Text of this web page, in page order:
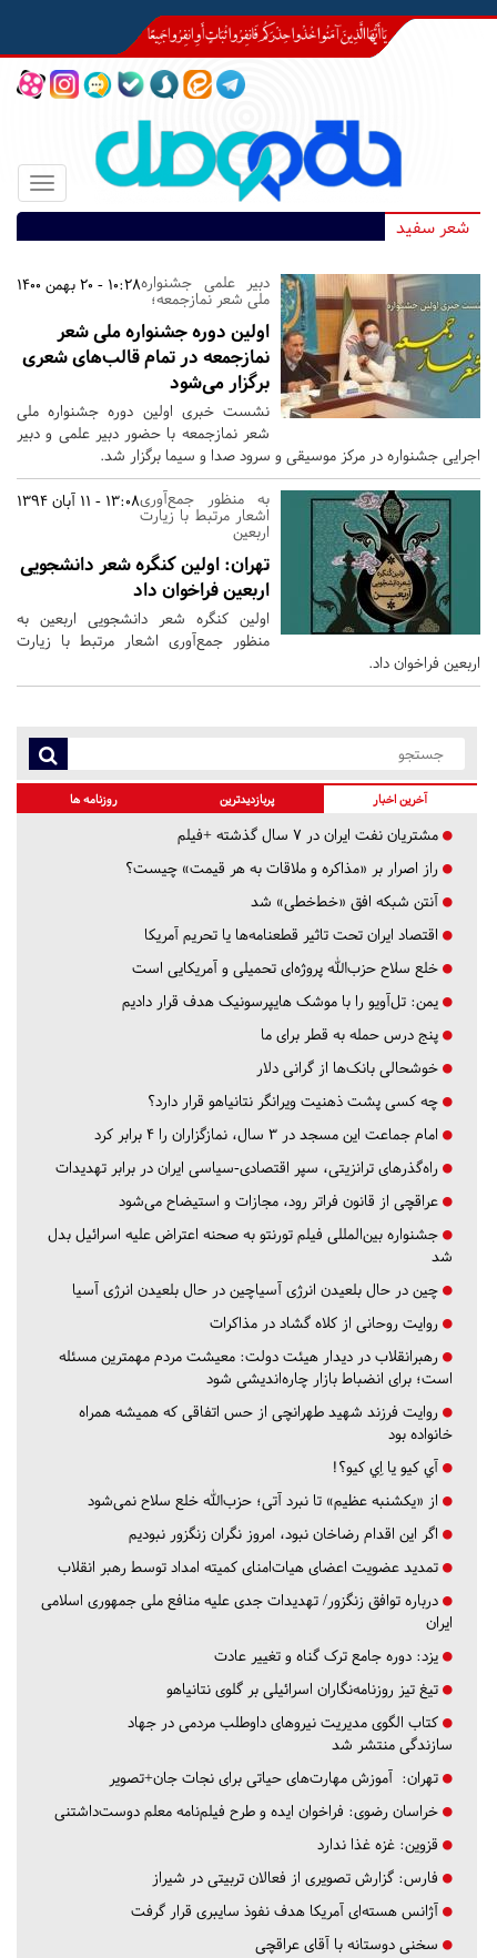
Toggle
شعر سفید
10:28 - 20 بهمن 1400دبیر علمی جشنواره
ملی شعر نمازجمعه؛
اولین دوره جشنواره ملی شعر
نمازجمعه در تمام قالب‌های شعری
برگزار می‌شود
نشست خبری اولین دوره جشنواره ملی
شعر نمازجمعه با حضور دبیر علمی و دبیر
اجرایی جشنواره در مرکز موسیقی و سرود صدا و سیما برگزار شد.
13:08 - 11 آبان 1394به منظور جمع‌آوری
اشعار مرتبط با زیارت
اربعین
تهران: اولین کنگره شعر دانشجویی
اربعین فراخوان داد
اولین کنگره شعر دانشجویی اربعین به
منظور جمع‌آوری اشعار مرتبط با زیارت
اربعین فراخوان داد.
آخرین اخبار پربازدیدترین روزنامه ها
مشتریان نفت ایران در ۷ سال گذشته +فیلم
راز اصرار بر «مذاکره و ملاقات به هر قیمت» چیست؟
آنتن شبکه افق «خط‌خطی» شد
اقتصاد ایران تحت تاثیر قطعنامه‌ها یا تحریم‌ آمریکا
خلع سلاح حزب‌الله پروژه‌ای تحمیلی و آمریکایی است
یمن: تل‌آویو را با موشک هایپرسونیک هدف قرار دادیم
پنج درس‌ حمله به قطر برای ما
خوشحالی بانک‌ها از گرانی دلار
چه کسی پشت ذهنیت ویرانگر نتانیاهو قرار دارد؟
امام جماعت این مسجد در ۳ سال، نمازگزاران را ۴ برابر کرد
راه‌گذرهای ترانزیتی، سپر اقتصادی-سیاسی ایران در برابر تهدیدات
عراقچی از قانون فراتر رود، مجازات و استیضاح می‌شود
جشنواره بین‌المللی فیلم تورنتو به صحنه اعتراض علیه اسرائیل بدل
شد
چین در حال بلعیدن انرژی آسیاچین در حال بلعیدن انرژی آسیا
روایت روحانی از کلاه گشاد در مذاکرات
رهبرانقلاب در دیدار هیئت دولت: معیشت مردم مهمترین مسئله
است؛ برای انضباط بازار چاره‌اندیشی شود
روایت فرزند شهید طهرانچی از حس اتفاقی که همیشه همراه
خانواده بود
آي كيو يا اِي كيو؟!
از «یکشنبه عظیم» تا نبرد آتی؛ حزب‌الله خلع سلاح نمی‌شود
اگر این اقدام رضاخان نبود، امروز نگران زنگزور نبودیم
تمدید عضویت اعضای هیات‌امنای کمیته امداد توسط رهبر انقلاب
درباره توافق زنگزور/ تهدیدات جدی علیه منافع ملی جمهوری اسلامی
ایران
یزد: دوره جامع ترک گناه و تغییر عادت
تیغ تیز روزنامه‌نگاران اسرائیلی بر گلوی نتانیاهو
کتاب الگوی مدیریت نیروهای داوطلب مردمی در جهاد
سازندگی منتشر شد
تهران: آموزش مهارت‌های حیاتی برای نجات جان+تصویر
خراسان رضوی: فراخوان ایده و طرح فیلم‌نامه معلم دوست‌داشتنی
قزوین: غزه غذا ندارد
فارس: گزارش تصویری از فعالان تربیتی در شیراز
آژانس هسته‌ای آمریکا هدف نفوذ سایبری قرار گرفت
سخنی دوستانه با آقای عراقچی